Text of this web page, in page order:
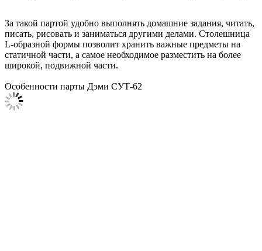
За такой партой удобно выполнять домашние задания, читать,
писать, рисовать и заниматься другими делами. Столешница
L-образной формы позволит хранить важные предметы на
статичной части, а самое необходимое разместить на более
широкой, подвижной части.
Особенности парты Дэми СУТ-62